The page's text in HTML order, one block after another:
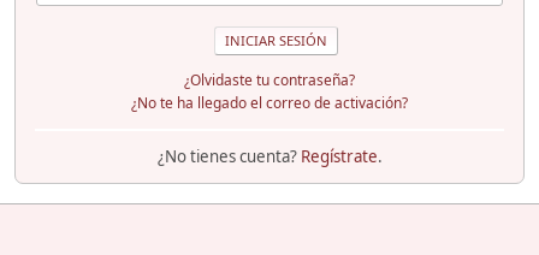
¿Olvidaste tu contraseña?
¿No te ha llegado el correo de activación?
¿No tienes cuenta? Regístrate.